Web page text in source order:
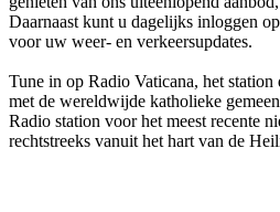
Daarnaast kunt u dagelijks inloggen
voor uw weer- en verkeersupdates.
Tune in op Radio Vaticana, het
met de wereldwijde katholieke
Radio station voor het meest recente
rechtstreeks vanuit het hart van de